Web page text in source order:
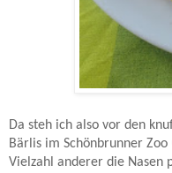
Da steh ich also vor den
Bärlis im Schönbrunner
Vielzahl anderer die Nasen